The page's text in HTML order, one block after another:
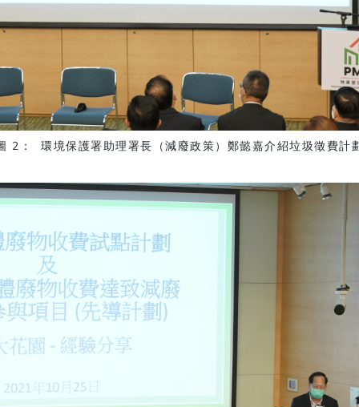
2： 環境保護署助理署長（減廢政策）鄭懿嘉介紹垃圾徵費計